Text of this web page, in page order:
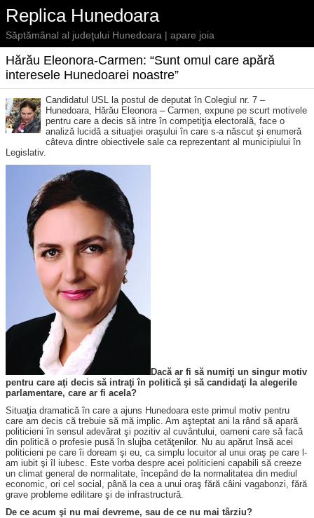
Replica Hunedoara
Săptămânal al judeţului Hunedoara | apare joia
Hărău Eleonora-Carmen: “Sunt omul care apără
interesele Hunedoarei noastre”
Candidatul USL la postul de deputat în Colegiul nr. 7 –
Hunedoara, Hărău Eleonora – Carmen, expune pe scurt motivele
pentru care a decis să intre în competiţia electorală, face o
analiză lucidă a situaţiei oraşului în care s-a născut şi enumeră
câteva dintre obiectivele sale ca reprezentant al municipiului în
Legislativ.
Dacă ar fi să numiţi un singur motiv
pentru care aţi decis să intraţi în politică şi să candidaţi la alegerile
parlamentare, care ar fi acela?
Situaţia dramatică în care a ajuns Hunedoara este primul motiv pentru
care am decis că trebuie să mă implic. Am aşteptat ani la rând să apară
politicieni în sensul adevărat şi pozitiv al cuvântului, oameni care să facă
din politică o profesie pusă în slujba cetăţenilor. Nu au apărut însă acei
politicieni pe care îi doream şi eu, ca simplu locuitor al unui oraş pe care l-
am iubit şi îl iubesc. Este vorba despre acei politicieni capabili să creeze
un climat general de normalitate, începând de la normalitatea din mediul
economic, ori cel social, până la cea a unui oraş fără câini vagabonzi, fără
grave probleme edilitare şi de infrastructură.
De ce acum şi nu mai devreme, sau de ce nu mai târziu?